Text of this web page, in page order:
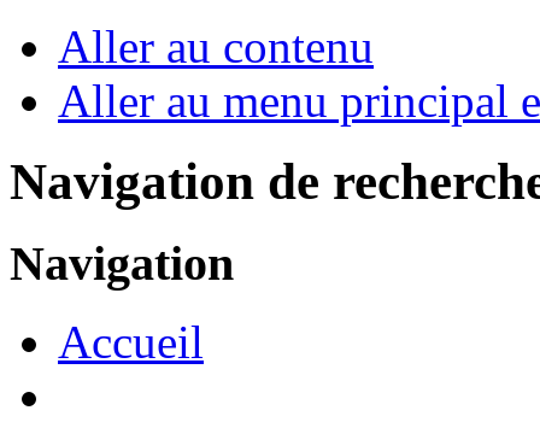
Aller au contenu
Aller au menu principal
Navigation de
Navigation
Accueil